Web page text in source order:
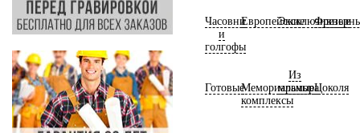
Часовни
и
голгофы
ЕвропейскиеЭксклюзивные
ГотовыеМемориальные
комплексы
Из
мрамораЦоколя